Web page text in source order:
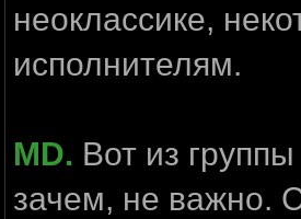
неоклассике,
исполнителям.
MD. Вот из
зачем, не важно.